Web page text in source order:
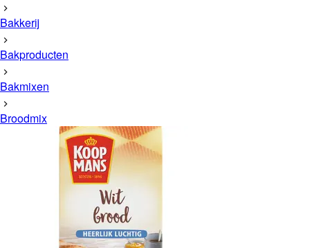
Bakkerij
Bakproducten
Bakmixen
Broodmix